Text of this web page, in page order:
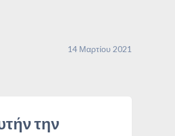
14 Μαρτίου 2021
την